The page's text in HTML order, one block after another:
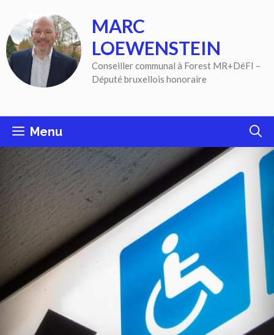
contenu
MARC
LOEWENSTEIN
Conseiller communal à Forest MR+DéFI –
Député bruxellois honoraire
Menu